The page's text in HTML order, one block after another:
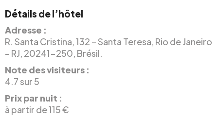
Détails de l’hôtel
Adresse :
R. Santa Cristina, 132 – Santa Teresa, Rio de Janeiro
– RJ, 20241-250, Brésil.
Note des visiteurs :
4.7 sur 5
Prix par nuit :
à partir de 115 €